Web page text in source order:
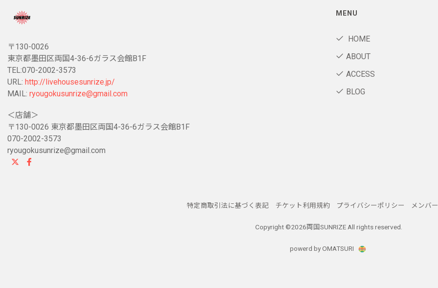
〒130-0026
東京都墨田区両国4-36-6ガラス会館B1F
TEL:070-2002-3573
URL: http://livehousesunrize.jp/
MAIL: ryougokusunrize@gmail.com
＜店舗＞
〒130-0026 東京都墨田区両国4-36-6ガラス会館B1F
070-2002-3573
ryougokusunrize@gmail.com
MENU
HOME
ABOUT
ACCESS
BLOG
特定商取引法に基づく表記 チケット利用規約 プライバシーポリシー メンバ
Copyright ©2026両国SUNRIZE All rights reserved.
powerd by OMATSURI